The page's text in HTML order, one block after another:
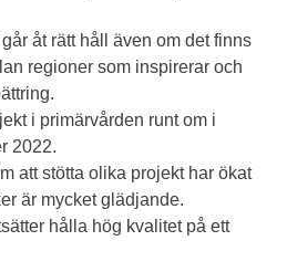
åt rätt håll även om det finns
regioner som inspirerar och
i primärvården runt om i
2022.
att stötta olika projekt har ökat
är mycket glädjande.
hålla hög kvalitet på ett